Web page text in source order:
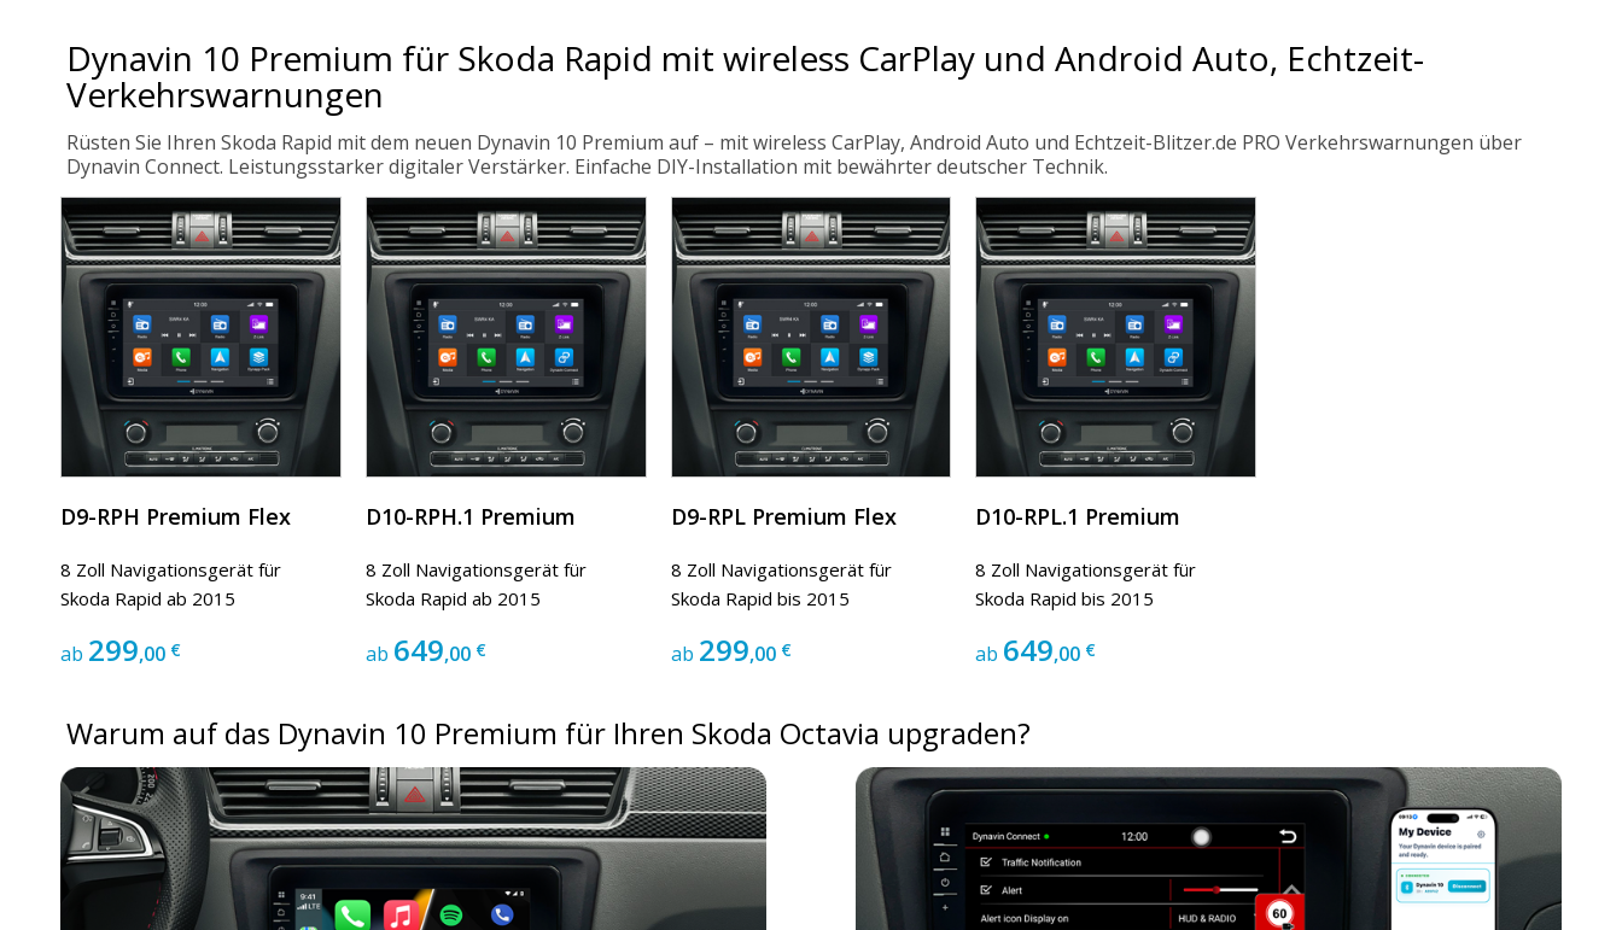
Dynavin 10 Premium für Skoda Rapid mit wireless CarPlay und Android Auto, Echtzeit-
Verkehrswarnungen
Rüsten Sie Ihren Skoda Rapid mit dem neuen Dynavin 10 Premium auf – mit wireless CarPlay, Android Auto und Echtzeit-Blitzer.de PRO Verkehrswarnungen über
Dynavin Connect. Leistungsstarker digitaler Verstärker. Einfache DIY-Installation mit bewährter deutscher Technik.
D9-RPH Premium Flex
8 Zoll Navigationsgerät für
Skoda Rapid ab 2015
ab 299,00 €
D10-RPH.1 Premium
8 Zoll Navigationsgerät für
Skoda Rapid ab 2015
ab 649,00 €
D9-RPL Premium Flex
8 Zoll Navigationsgerät für
Skoda Rapid bis 2015
ab 299,00 €
D10-RPL.1 Premium
8 Zoll Navigationsgerät für
Skoda Rapid bis 2015
ab 649,00 €
Warum auf das Dynavin 10 Premium für Ihren Skoda Octavia upgraden?